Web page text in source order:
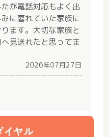
が電話対応もよく出
に暮れていた家族に
ます。大切な家族と
見送れたと思ってま
2026年07月27日